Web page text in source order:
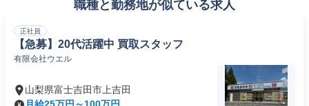
職種と勤務地が似ている求人
正社員
【急募】20代活躍中 買取スタッフ
有限会社ウエル
山梨県富士吉田市上吉田